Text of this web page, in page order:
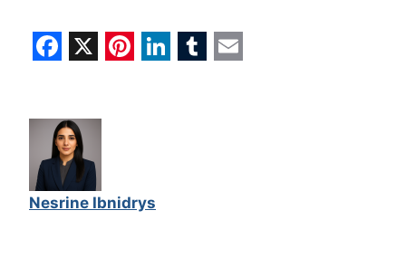
c
e
b
o
e
r
e
d
Nesrine Ibnidrys